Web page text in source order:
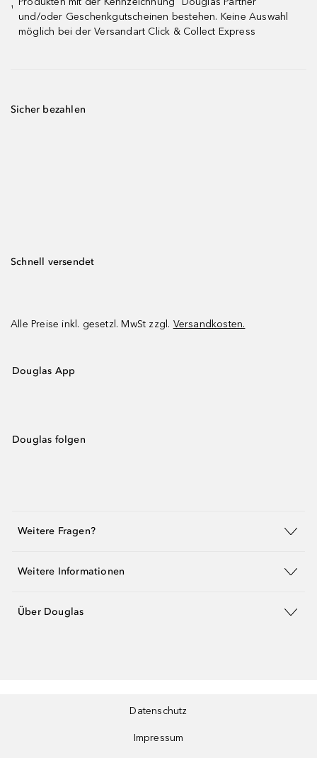
¹
und/oder Geschenkgutscheinen bestehen. Keine Auswahl
möglich bei der Versandart Click & Collect Express
Sicher bezahlen
Schnell versendet
Alle Preise inkl. gesetzl. MwSt zzgl. Versandkosten.
Douglas App
Douglas folgen
Weitere Fragen?
Weitere Informationen
Über Douglas
Datenschutz
Impressum